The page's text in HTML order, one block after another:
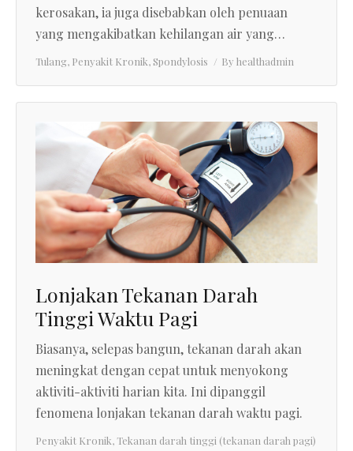
kerosakan, ia juga disebabkan oleh penuaan
yang mengakibatkan kehilangan air yang…
Tulang, Penyakit Kronik, Spondylosis By healthadmin
Lonjakan Tekanan Darah
Tinggi Waktu Pagi
Biasanya, selepas bangun, tekanan darah akan
meningkat dengan cepat untuk menyokong
aktiviti-aktiviti harian kita. Ini dipanggil
fenomena lonjakan tekanan darah waktu pagi.
Penyakit Kronik,Tekanan darah tinggi (tekanan darah pagi)